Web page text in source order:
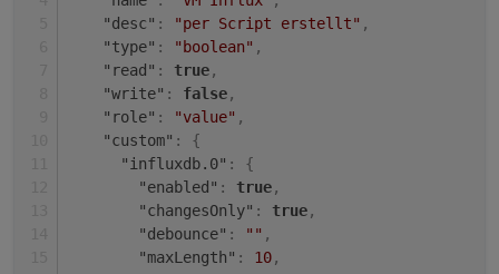
"desc" : "per Script erstellt" ,
"type" : "boolean" ,
"read" : true,
"write" : false,
"role" : "value" ,
"custom" :
{
"influxdb.0" :
{
"enabled" : true,
"changesOnly" : true,
"debounce" : "" ,
"maxLength" : 10,